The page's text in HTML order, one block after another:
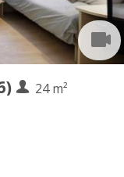
Cuisine:
distincte)
Superficie:
32 m
2
Pièces privées:
3
Atmosphère:
24 m²